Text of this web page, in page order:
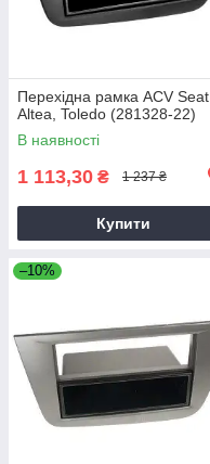
Перехідна рамка ACV Seat
Altea, Toledo (281328-22)
В наявності
1 113,30 ₴ 1 237 ₴
Купити
–10%